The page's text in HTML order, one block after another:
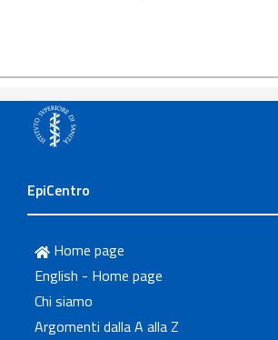
EpiCentro
Home page
English - Home page
Chi siamo
Argomenti dalla A alla Z